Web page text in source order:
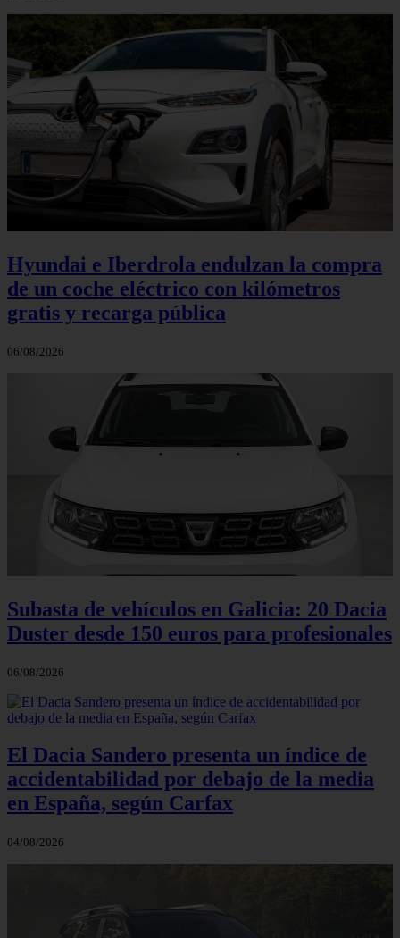
Hyundai e Iberdrola endulzan la compra
de un coche eléctrico con kilómetros
gratis y recarga pública
06/08/2026
Subasta de vehículos en Galicia: 20 Dacia
Duster desde 150 euros para profesionales
06/08/2026
El Dacia Sandero presenta un índice de
accidentabilidad por debajo de la media
en España, según Carfax
04/08/2026